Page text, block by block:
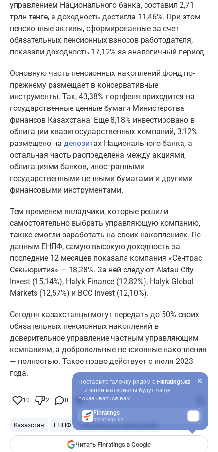
управлением Национального банка, составил 2,71
трлн тенге, а доходность достигла 11,46%. При этом
пенсионные активы, сформированные за счет
обязательных пенсионных взносов работодателя,
показали доходность 17,12% за аналогичный период.
Основную часть пенсионных накоплений фонд по-
прежнему размещает в консервативные
инструменты. Так, 43,38% портфеля приходится на
государственные ценные бумаги Министерства
финансов Казахстана. Еще 8,18% инвестировано в
облигации квазигосударственных компаний, 3,12%
размещено на депозитах Национального банка, а
остальная часть распределена между акциями,
облигациями банков, иностранными
государственными ценными бумагами и другими
финансовыми инструментами.
Тем временем вкладчики, которые решили
самостоятельно выбрать управляющую компанию,
также смогли заработать на своих накоплениях. По
данным ЕНПФ, самую высокую доходность за
последние 12 месяцев показала компания «Сентрас
Секьюритиз» — 18,28%. За ней следуют Alatau City
Invest (15,14%), Halyk Finance (12,82%), Halyk Global
Markets (12,57%) и BCC Invest (12,10%).
Сегодня казахстанцы могут передать до 50% своих
обязательных пенсионных накоплений в
доверительное управление частным управляющим
компаниям, а добровольные пенсионные накопления
— полностью. Такое право действует с июля 2023
года.
10 2 0 6
Казахстан ЕНПФ Пенсионные накопления
Читать Finratings в Google
Поставьте галочку рядом с Finratings.kz
— и наши материалы будут чаще
показываться вам
Finratings
finratings.kz